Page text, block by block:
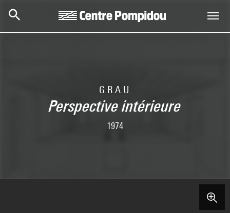
G.R.A.U.
Perspective intérieure
1974